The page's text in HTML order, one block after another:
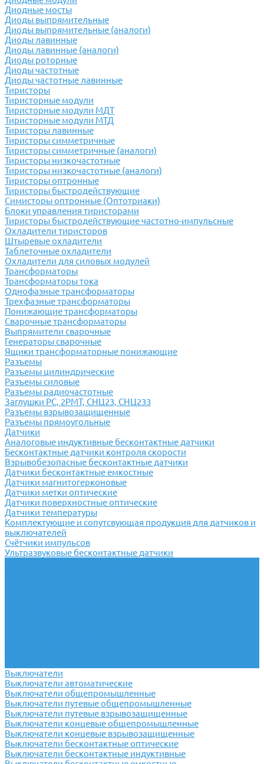
Диодные мосты
Диоды выпрямительные
Диоды выпрямительные (аналоги)
Диоды лавинные
Диоды лавинные (аналоги)
Диоды роторные
Диоды частотные
Диоды частотные лавинные
Тиристоры
Тиристорные модули
Тиристорные модули МДТ
Тиристорные модули МТД
Тиристоры лавинные
Тиристоры симметричные
Тиристоры симметричные (аналоги)
Тиристоры низкочастотные
Тиристоры низкочастотные (аналоги)
Тиристоры оптронные
Тиристоры быстродействующие
Симисторы оптронные (Оптотриаки)
Блоки управления тиристорами
Тиристоры быстродействующие частотно-импульсные
Охладители тиристоров
Штыревые охладители
Таблеточные охладители
Охладители для силовых модулей
Трансформаторы
Трансформаторы тока
Однофазные трансформаторы
Трехфазные трансформаторы
Понижающие трансформаторы
Сварочные трансформаторы
Выпрямители сварочные
Генераторы сварочные
Ящики трансформаторные понижающие
Разъемы
Разъемы цилиндрические
Разъемы силовые
Разъемы радиочастотные
Заглушки РС, 2РМТ, СНЦ23, СНЦ233
Разъемы взрывозащищенные
Разъемы прямоугольные
Датчики
Аналоговые индуктивные бесконтактные датчики
Бесконтактные датчики контроля скорости
Взрывобезопасные бесконтактные датчики
Датчики бесконтактные емкостные
Датчики магнитогерконовые
Датчики метки оптические
Датчики поверхностные оптические
Датчики температуры
Комплектующие и сопутсвующая продукция для датчиков и
выключателей
Счётчики импульсов
Ультразвуковые бесконтактные датчики
Выключатели
Выключатели автоматические
Выключатели общепромышленные
Выключатели путевые общепромышленные
Выключатели путевые взрывозащищенные
Выключатели концевые общепромышленные
Выключатели концевые взрывозащищенные
Выключатели бесконтактные оптические
Выключатели бесконтактные индуктивные